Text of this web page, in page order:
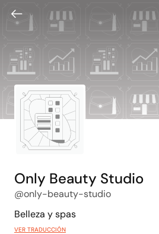
Only Beauty Studio
@only-beauty-studio
Belleza y spas
VER TRADUCCIÓN